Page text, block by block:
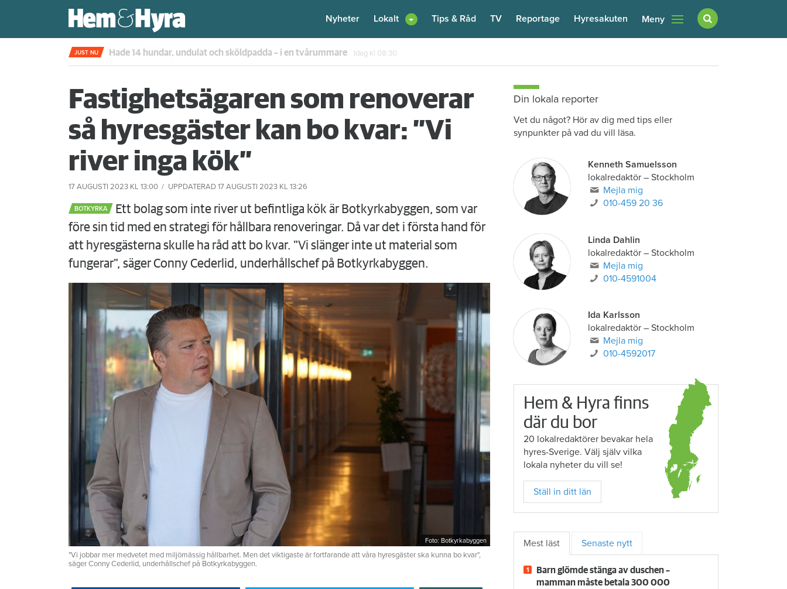
Nyheter Lokalt Tips & Råd TV Reportage Hyresakuten Meny
JUST NU Kompisdealen blev verklighet – 40 år senare: "Flera fina fördelar med att dela bostad"
Fastighetsägaren som renoverar
så hyresgäster kan bo kvar: ”Vi
river inga kök”
17 AUGUSTI 2023 KL 13:00 UPPDATERAD 17 AUGUSTI 2023 KL 13:26
BOTKYRKA
Ett bolag som inte river ut befintliga kök är Botkyrkabyggen, som var
före sin tid med en strategi för hållbara renoveringar. Då var det i första hand för
att hyresgästerna skulle ha råd att bo kvar. "Vi slänger inte ut material som
fungerar", säger Conny Cederlid, underhållschef på Botkyrkabyggen.
Foto: Botkyrkabyggen
"Vi jobbar mer medvetet med miljömässig hållbarhet. Men det viktigaste är fortfarande att våra hyresgäster ska kunna bo kvar",
säger Conny Cederlid, underhållschef på Botkyrkabyggen.
Din lokala reporter
Vet du något? Hör av dig med tips eller
synpunkter på vad du vill läsa.
Kenneth Samuelsson
lokalredaktör– Stockholm
Mejla mig
010-459 20 36
Linda Dahlin
lokalredaktör– Stockholm
Mejla mig
010-4591004
Ida Karlsson
lokalredaktör – Stockholm
Mejla mig
010-4592017
Hem & Hyra finns
där du bor
20 lokalredaktörer bevakar hela
hyres-Sverige. Välj själv vilka
lokala nyheter du vill se!
Ställ in ditt län
Mest läst Senaste nytt
Barn glömde stänga av duschen –
mamman måste betala 300 000